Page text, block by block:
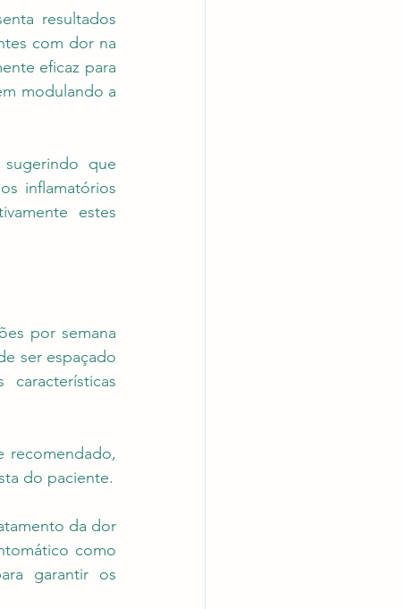
resultados
com dor na
eficaz para
modulando a
que
inflamatórios
estes
por semana
ser espaçado
recomendado,
do paciente.
da dor
como
garantir os